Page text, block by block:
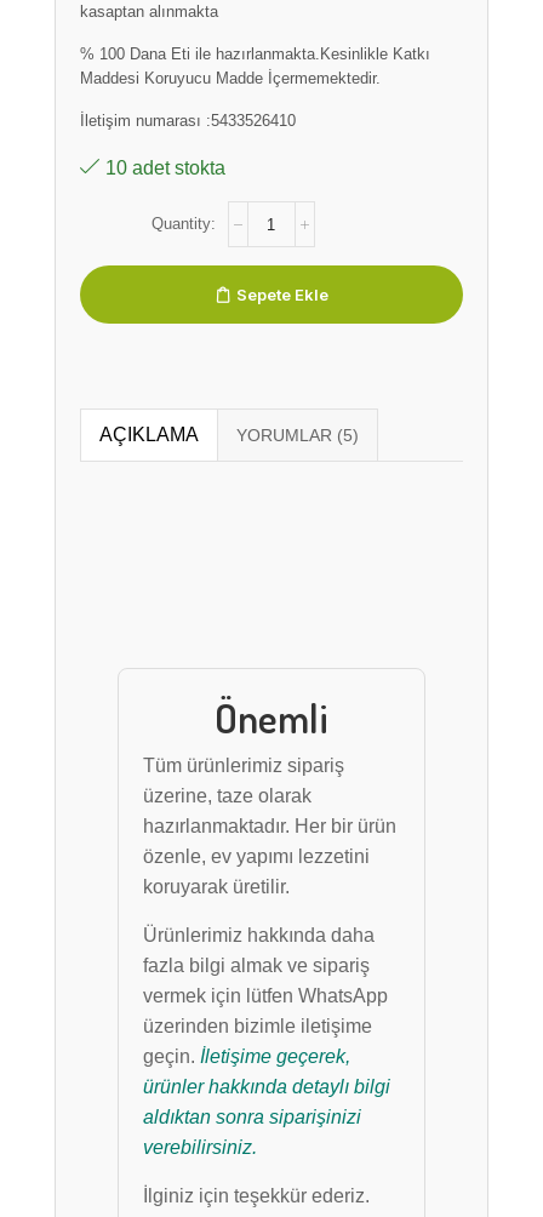
kasaptan alınmakta
% 100 Dana Eti ile hazırlanmakta.Kesinlikle Katkı
Maddesi Koruyucu Madde İçermemektedir.
İletişim numarası :5433526410
10 adet stokta
Sepete Ekle
AÇIKLAMA
Önemli
Tüm ürünlerimiz sipariş
üzerine, taze olarak
hazırlanmaktadır. Her bir ürün
özenle, ev yapımı lezzetini
koruyarak üretilir.
Ürünlerimiz hakkında daha
fazla bilgi almak ve sipariş
vermek için lütfen WhatsApp
üzerinden bizimle iletişime
geçin.İletişime geçerek,
ürünler hakkında detaylı bilgi
aldıktan sonra siparişinizi
verebilirsiniz.
İlginiz için teşekkür ederiz.